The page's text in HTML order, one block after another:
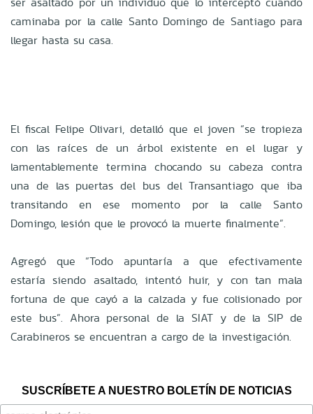
caminaba por la calle Santo Domingo de Santiago para
llegar hasta su casa.
El fiscal Felipe Olivari, detalló que el joven “se tropieza
con las raíces de un árbol existente en el lugar y
lamentablemente termina chocando su cabeza contra
una de las puertas del bus del Transantiago que iba
transitando en ese momento por la calle Santo
Domingo, lesión que le provocó la muerte finalmente”.
Agregó que “Todo apuntaría a que efectivamente
estaría siendo asaltado, intentó huir, y con tan mala
fortuna de que cayó a la calzada y fue colisionado por
este bus”. Ahora personal de la SIAT y de la SIP de
Carabineros se encuentran a cargo de la investigación.
SUSCRÍBETE A NUESTRO BOLETÍN DE NOTICIAS